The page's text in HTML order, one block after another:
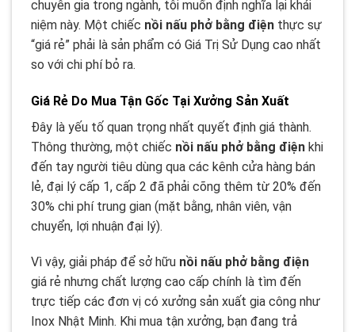
chuyên gia trong ngành, tôi muốn định nghĩa lại khái
niệm này. Một chiếc nồi nấu phở bằng điện thực sự
“giá rẻ” phải là sản phẩm có Giá Trị Sử Dụng cao nhất
so với chi phí bỏ ra.
Giá Rẻ Do Mua Tận Gốc Tại Xưởng Sản Xuất
Đây là yếu tố quan trọng nhất quyết định giá thành.
Thông thường, một chiếc nồi nấu phở bằng điện khi
đến tay người tiêu dùng qua các kênh cửa hàng bán
lẻ, đại lý cấp 1, cấp 2 đã phải cõng thêm từ 20% đến
30% chi phí trung gian (mặt bằng, nhân viên, vận
chuyển, lợi nhuận đại lý).
Vì vậy, giải pháp để sở hữu nồi nấu phở bằng điện
giá rẻ nhưng chất lượng cao cấp chính là tìm đến
trực tiếp các đơn vị có xưởng sản xuất gia công như
Inox Nhật Minh. Khi mua tận xưởng, bạn đang trả